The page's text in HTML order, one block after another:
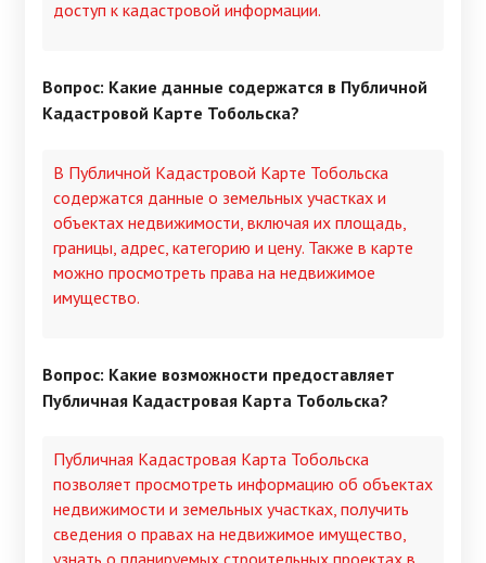
доступ к кадастровой информации.
Вопрос: Какие данные содержатся в Публичной
Кадастровой Карте Тобольска?
В Публичной Кадастровой Карте Тобольска
содержатся данные о земельных участках и
объектах недвижимости, включая их площадь,
границы, адрес, категорию и цену. Также в карте
можно просмотреть права на недвижимое
имущество.
Вопрос: Какие возможности предоставляет
Публичная Кадастровая Карта Тобольска?
Публичная Кадастровая Карта Тобольска
позволяет просмотреть информацию об объектах
недвижимости и земельных участках, получить
сведения о правах на недвижимое имущество,